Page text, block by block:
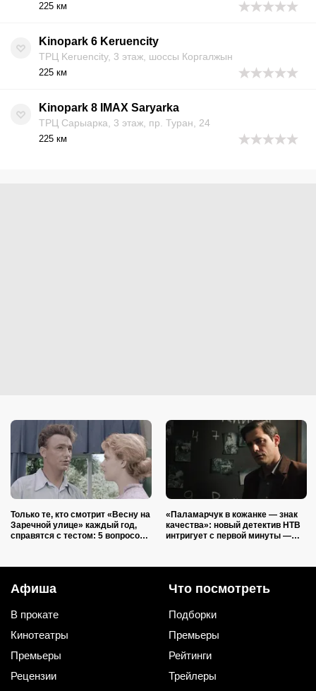
225 км
Kinopark 6 Keruencity
ТРЦ Keruencity, 3 этаж, шоссы Коргалжын
225 км
Kinopark 8 IMAX Saryarka
ТРЦ Сарыарка, 3 этаж, пр. Туран, 24
225 км
Только те, кто смотрит «Весну на
Заречной улице» каждый год,
справятся с тестом: 5 вопросов
«Паламарчук в кожанке — знак
качества»: новый детектив НТВ
интригует с первой минуты —
Афиша
В прокате
Кинотеатры
Премьеры
Рецензии
Что посмотреть
Подборки
Премьеры
Рейтинги
Трейлеры